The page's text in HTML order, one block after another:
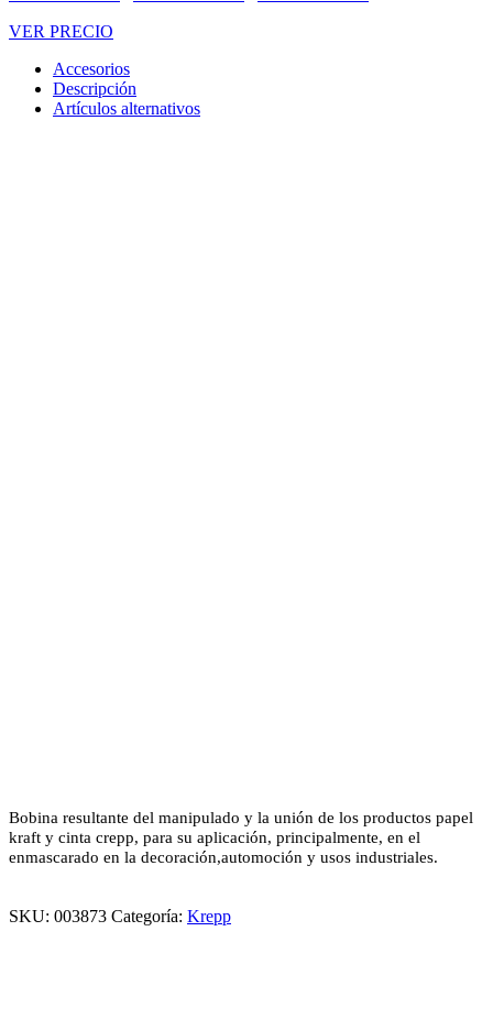
VER PRECIO
Accesorios
Descripción
Artículos alternativos
Bobina resultante del manipulado y la unión de los productos papel
kraft y cinta crepp, para su aplicación, principalmente, en el
enmascarado en la decoración,automoción y usos industriales.
SKU: 003873 Categoría: Krepp